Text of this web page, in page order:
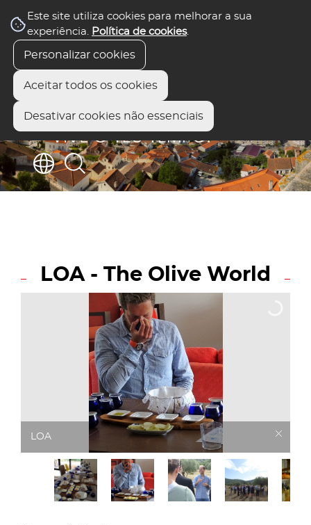
Este site utiliza cookies para melhorar a sua
experiência. Política de cookies.
Personalizar cookies
Aceitar todos os cookies
Desativar cookies não essenciais
LOA - The Olive World
LOA